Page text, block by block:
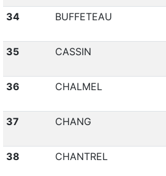
34 BUFFETEAU
35 CASSIN
36 CHALMEL
37 CHANG
38 CHANTREL